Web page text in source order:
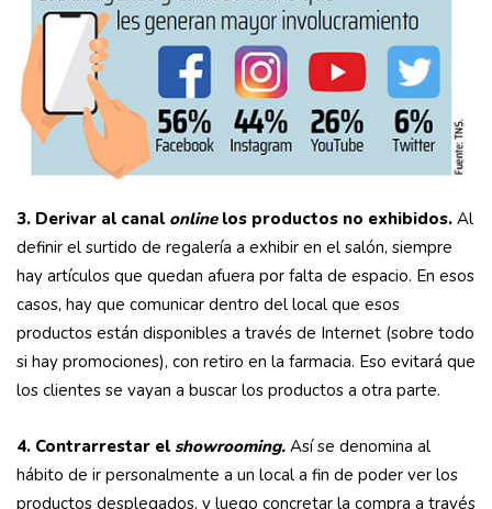
3. Derivar al canal onlinelos productos no exhibidos. Al
definir el surtido de regalería a exhibir en el salón, siempre
hay artículos que quedan afuera por falta de espacio. En esos
casos, hay que comunicar dentro del local que esos
productos están disponibles a través de Internet (sobre todo
si hay promociones), con retiro en la farmacia. Eso evitará que
los clientes se vayan a buscar los productos a otra parte.
4. Contrarrestar el showrooming. Así se denomina al
hábito de ir personalmente a un local a fin de poder ver los
productos desplegados, y luego concretar la compra a través